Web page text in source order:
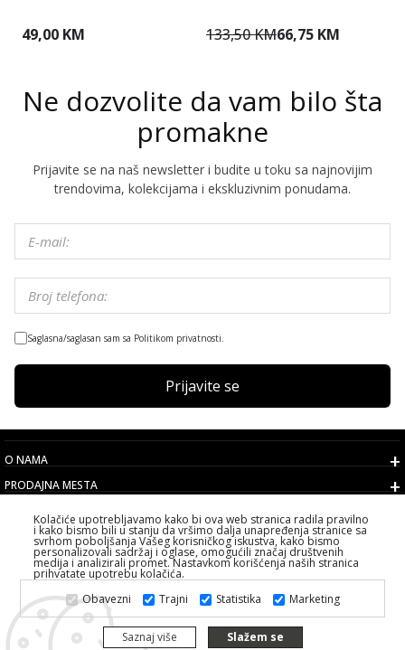
49,00 KM 133,50 KM66,75 KM
Ne dozvolite da vam bilo šta
promakne
Prijavite se na naš newsletter i budite u toku sa najnovijim
trendovima, kolekcijama i ekskluzivnim ponudama.
Saglasna/saglasan sam sa Politikom privatnosti.
Prijavite se
O NAMA
PRODAJNA MESTA
KORISNIČKI SERVIS
IZABERITE DRŽAVU
2026 PS FASHION DESIGN DOO
SVA PRAVA ZADRŽANA ALL RIGHTS RESERVED
Kolačiće upotrebljavamo kako bi ova web stranica radila pravilno
i kako bismo bili u stanju da vršimo dalja unapređenja stranice sa
svrhom poboljšanja Vašeg korisničkog iskustva, kako bismo
personalizovali sadržaj i oglase, omogućili značaj društvenih
medija i analizirali promet. Nastavkom korišćenja naših stranica
prihvatate upotrebu kolačića.
Obavezni
Trajni Statistika Marketing
Saznaj više Slažem se